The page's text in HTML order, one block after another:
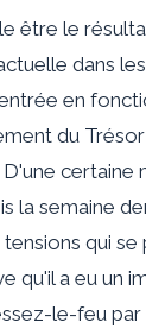
être le
dans
en
du
la semaine
tensions qui
qu'il a eu un
le-feu